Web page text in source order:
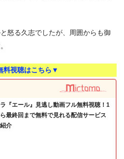
怒る久志でしたが、周囲からも御
料視聴はこちら▼
『エール』見逃し動画フル無料視聴！1
最終回まで無料で見れる配信サービス
介